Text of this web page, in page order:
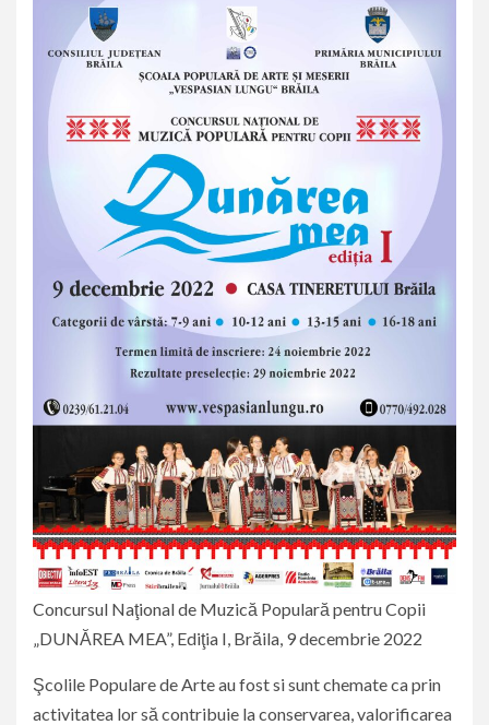
Concursul Naţional de Muzică Populară pentru Copii
„DUNĂREA MEA”, Ediţia I, Brăila, 9 decembrie 2022
Şcolile Populare de Arte au fost si sunt chemate ca prin
activitatea lor să contribuie la conservarea, valorificarea